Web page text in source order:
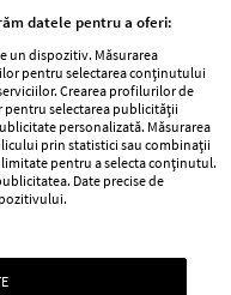
practice
nr. 821/25.09.2025.
minorilor.
datele pentru a oferi:
un dispozitiv. Măsurarea
pentru selectarea conținutului
Crearea profilurilor de
selectarea publicității
personalizată. Măsurarea
prin statistici sau combinații
pentru a selecta conținutul.
Date precise de